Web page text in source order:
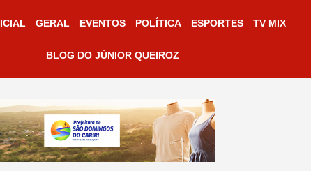
GERAL EVENTOS POLÍTICA ESPORTES TV MIX
BLOG DO JÚNIOR QUEIROZ